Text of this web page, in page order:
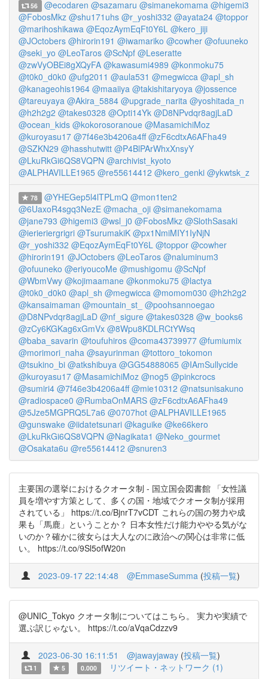
56 @ecodaren @sazamaru @simanekomama @higemi3
@FobosMkz @shu171uhs @r_yoshi332 @ayata24 @toppor
@marihoshikawa @EqozAymEqFt0Y6L @kero_jiji
@JOctobers @hirorin191 @iwamariko @cowher @ofuuneko
@seki_yo @LeoTaros @ScNpf @Leseratte
@zwVyOBEi8gXQyFA @kawasumi4989 @konmoku75
@t0k0_d0k0 @ufg2011 @aula531 @megwicca @apl_sh
@kanageohis1964 @maaiiya @takishitaryoya @jossence
@tareuyaya @Akira_5884 @upgrade_narita @yoshitada_n
@h2h2g2 @takes0328 @Opti14Yk @D8NPvdqr8agjLaD
@ocean_kids @kokorosoranoue @MasamichiMoz
@kuroyasu17 @7f46e3b4206a4ff @zF6cdtxA6AFha49
@SZKN29 @hasshutwitt @P4BlPArWhxXnsyY
@LkuRkGi6QS8VQPN @archivist_kyoto
@ALPHAVILLE1965 @re55614412 @kero_genki @ykwtsk_z
78 @YHEGep5l4lTPLmQ @mon1ten2
@6UaxoR4sgq3NezE @macha_oji @simanekomama
@jane793 @higemi3 @wsl_j0 @FobosMkz @SlothSasaki
@ierieriergrigri @TsurumakiK @px1NmiMIY1IyNjN
@r_yoshi332 @EqozAymEqFt0Y6L @toppor @cowher
@hirorin191 @JOctobers @LeoTaros @naluminum3
@ofuuneko @eriyoucoMe @mushigomu @ScNpf
@WbmVwy @kojimaamane @konmoku75 @lactya
@t0k0_d0k0 @apl_sh @megwicca @momom030 @h2h2g2
@kansaimaman @mountain_st_ @poohsannoegao
@D8NPvdqr8agjLaD @nf_sigure @takes0328 @w_books6
@zCy6KGKag6xGmVx @8Wpu8KDLRCtYWsq
@baba_savarin @toufuhiros @coma43739977 @fumiumix
@morimori_naha @sayurinman @tottoro_tokomon
@tsukino_bi @atkshibuya @GG54888065 @IAmSullycide
@kuroyasu17 @MasamichiMoz @nog5 @pinkcrocs
@sumiri4 @7f46e3b4206a4ff @mie10312 @natsunisakuno
@radiospace0 @RumbaOnMARS @zF6cdtxA6AFha49
@5Jze5MGPRQ5L7a6 @0707hot @ALPHAVILLE1965
@gunswake @iidatetsunari @kaguike @ke66kero
@LkuRkGi6QS8VQPN @Nagikata1 @Neko_gourmet
@Osakata6u @re55614412 @snuren3
主要国の選挙におけるクオータ制 - 国立国会図書館 「女性議
員を増やす方策として、多くの国・地域でクオータ制が採用
されている」 https://t.co/BjnrT7vCDT これらの国の努力や成
果も「馬鹿」ということか？ 日本女性だけ能力ややる気がな
いのか？確かに彼女らは大人なのに政治への関心は非常に低
い。 https://t.co/9Sl5ofW20n
2023-09-17 22:14:48 @EmmaseSumma (投稿一覧)
@UNIC_Tokyo クオータ制についてはこちら。 実力や実績で
選ぶ訳じゃない。 https://t.co/aVqaCdzzv9
2023-06-30 16:11:51 @jawayjaway (投稿一覧)
1 5 0.000 リツイート・ネットワーク (1)